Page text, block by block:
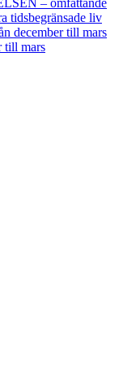
– omfattande
tidsbegränsade liv
december till mars
till mars